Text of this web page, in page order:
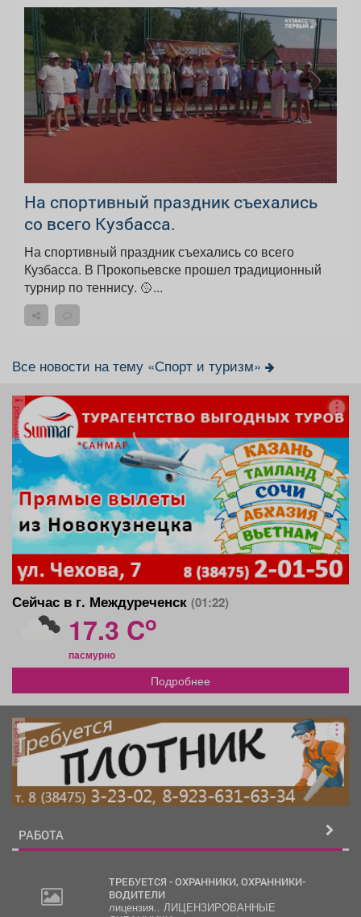
На спортивный праздник съехались
со всего Кузбасса.
На спортивный праздник съехались со всего
Кузбасса. В Прокопьевске прошел традиционный
турнир по теннису. 🥎...
Все новости на тему «Спорт и туризм»
реклама
Сейчас в г. Междуреченск (01:22)
17.3 Co
пасмурно
Подробнее
реклама
РАБОТА
ТРЕБУЕТСЯ - ОХРАННИКИ, ОХРАННИКИ-
ВОДИТЕЛИ
лицензия.. ЛИЦЕНЗИРОВАННЫЕ